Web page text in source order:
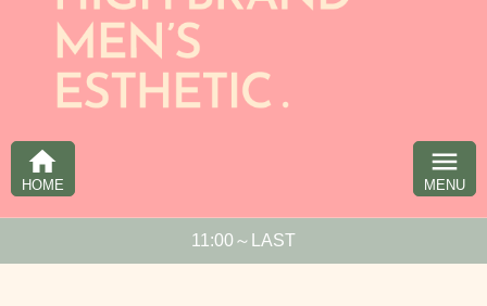
11:00～LAST
home
HOME
menu
MENU